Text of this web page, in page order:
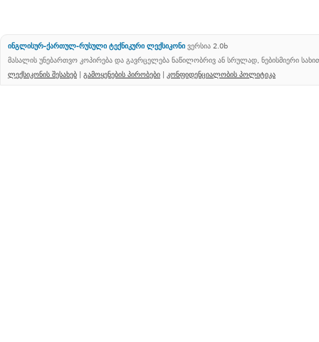
ინგლისურ-ქართულ-რუსული ტექნიკური ლექსიკონი ვერსია 2.0b
მასალის უნებართვო კოპირება და გავრცელება ნაწილობრივ ან სრულად, ნებისმიერი
ლექსიკონის შესახებ | გამოყენების პირობები | კონფიდენციალობის პოლიტიკა